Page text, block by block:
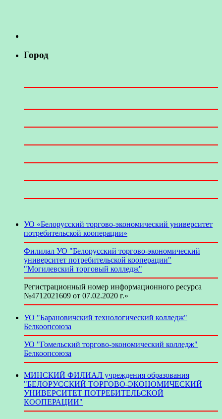
Город
УО «Белорусский торгово-экономический университет
потребительской кооперации»
Филилал УО "Белорусский торгово-экономический
университет потребительской кооперации"
"Могилевский торговый колледж"
Регистрационный номер информационного ресурса
№4712021609 от 07.02.2020 г.»
УО "Барановичский технологический колледж"
Белкоопсоюза
УО "Гомельский торгово-экономический колледж"
Белкоопсоюза
МИНСКИЙ ФИЛИАЛ учреждения образования
"БЕЛОРУССКИЙ ТОРГОВО-ЭКОНОМИЧЕСКИЙ
УНИВЕРСИТЕТ ПОТРЕБИТЕЛЬСКОЙ
КООПЕРАЦИИ"